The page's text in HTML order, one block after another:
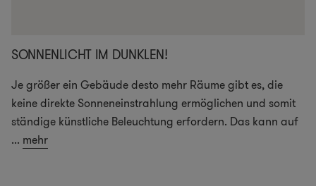
SONNENLICHT IM DUNKLEN!
Je größer ein Gebäude desto mehr Räume gibt es, die
keine direkte Sonneneinstrahlung ermöglichen und somit
ständige künstliche Beleuchtung erfordern. Das kann auf
... mehr